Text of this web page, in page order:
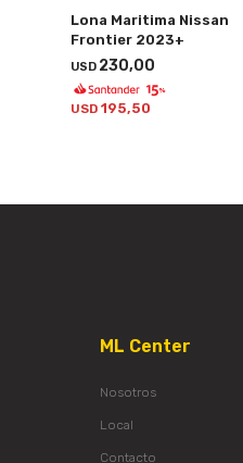
Lona Maritima Nissan
Frontier 2023+
USD 230,00
USD 195,50
ML Center
Nosotros
Local
Contacto